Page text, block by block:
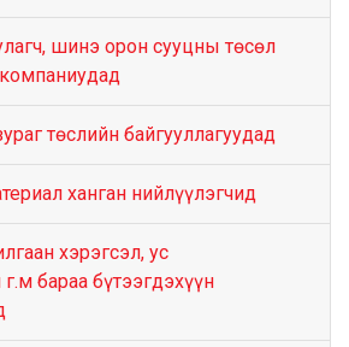
шинэ орон сууцны төсөл
төслийн байгууллагуудад
ханган нийлүүлэгчид
хэрэгсэл, ус
бараа бүтээгдэхүүн